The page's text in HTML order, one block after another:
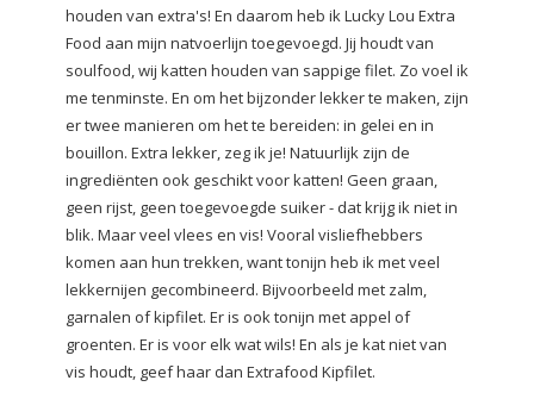
houden van extra's! En daarom heb ik Lucky Lou Extra
Food aan mijn natvoerlijn toegevoegd. Jij houdt van
soulfood, wij katten houden van sappige filet. Zo voel ik
me tenminste. En om het bijzonder lekker te maken, zijn
er twee manieren om het te bereiden: in gelei en in
bouillon. Extra lekker, zeg ik je! Natuurlijk zijn de
ingrediënten ook geschikt voor katten! Geen graan,
geen rijst, geen toegevoegde suiker - dat krijg ik niet in
blik. Maar veel vlees en vis! Vooral visliefhebbers
komen aan hun trekken, want tonijn heb ik met veel
lekkernijen gecombineerd. Bijvoorbeeld met zalm,
garnalen of kipfilet. Er is ook tonijn met appel of
groenten. Er is voor elk wat wils! En als je kat niet van
vis houdt, geef haar dan Extrafood Kipfilet.